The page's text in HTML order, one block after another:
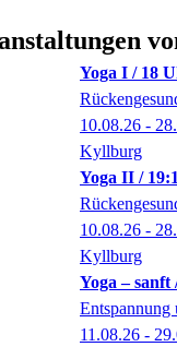
Yoga I / 18
10.08.26 -
Kyllburg
Yoga II /
10.08.26 -
Kyllburg
Yoga –
Entspannung
11.08.26 -